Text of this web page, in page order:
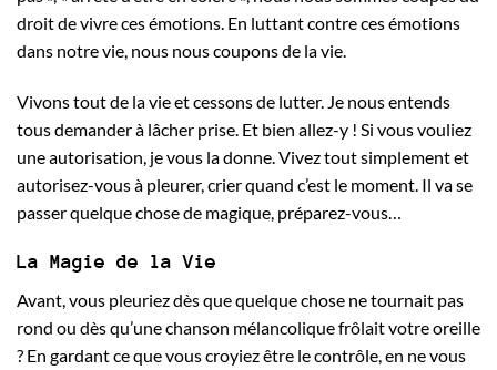
droit de vivre ces émotions. En luttant contre ces émotions
dans notre vie, nous nous coupons de la vie.
Vivons tout de la vie et cessons de lutter. Je nous entends
tous demander à lâcher prise. Et bien allez-y ! Si vous vouliez
une autorisation, je vous la donne. Vivez tout simplement et
autorisez-vous à pleurer, crier quand c’est le moment. Il va se
passer quelque chose de magique, préparez-vous…
La Magie de la Vie
Avant, vous pleuriez dès que quelque chose ne tournait pas
rond ou dès qu’une chanson mélancolique frôlait votre oreille
? En gardant ce que vous croyiez être le contrôle, en ne vous